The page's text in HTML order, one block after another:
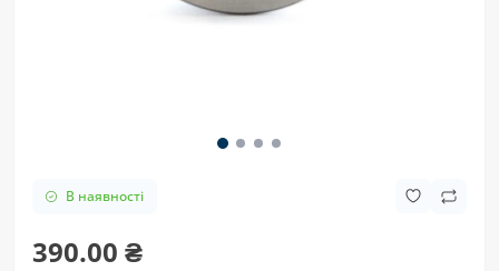
В наявності
390.00 ₴